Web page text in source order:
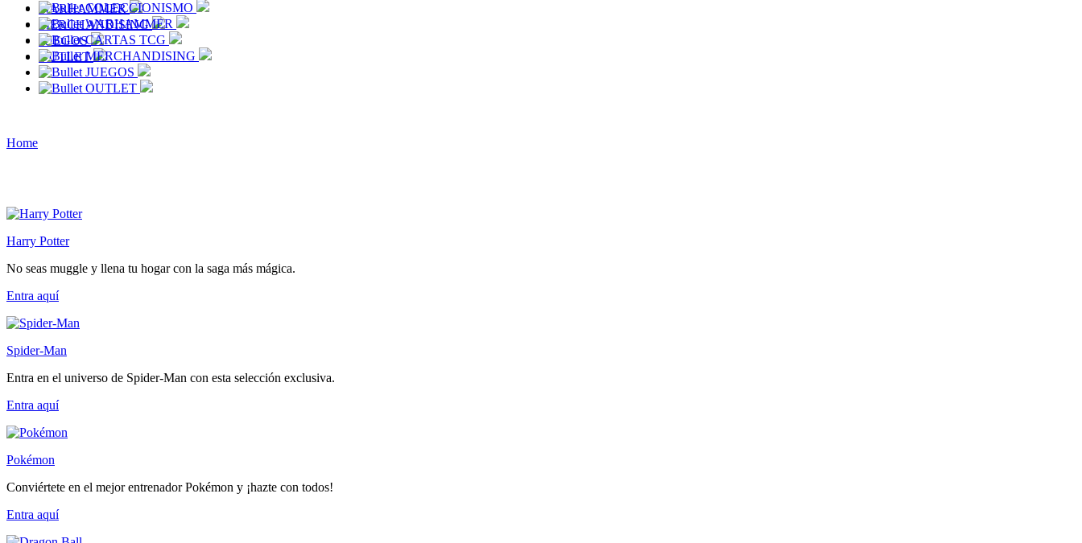
WARHAMMER
MERCHANDISING
JUEGOS
OUTLET
COLECCIONISMO
WARHAMMER
CARTAS TCG
MERCHANDISING
JUEGOS
OUTLET
Home
Harry Potter
No seas muggle y llena tu hogar con la saga más mágica.
Entra aquí
Spider-Man
Entra en el universo de Spider-Man con esta selección exclusiva.
Entra aquí
Pokémon
Conviértete en el mejor entrenador Pokémon y ¡hazte con todos!
Entra aquí